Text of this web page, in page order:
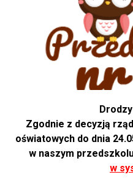
Zgodnie z decyzją
oświatowych do dnia
w naszym
w